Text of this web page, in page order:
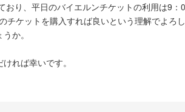
り、平日のバイエルンチケットの利用は9：
チケットを購入すれば良いという理解でよろ
か。
れば幸いです。